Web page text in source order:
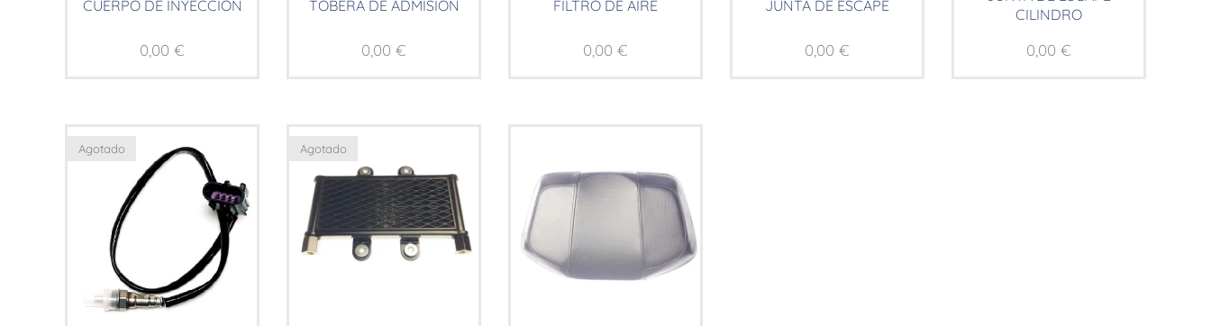
CUERPO DE INYECCIÓN
0,00 €
TOBERA DE ADMISIÓN
0,00 €
FILTRO DE AIRE
0,00 €
JUNTA DE ESCAPE
0,00 €
CILINDRO
0,00 €
Agotado Agotado